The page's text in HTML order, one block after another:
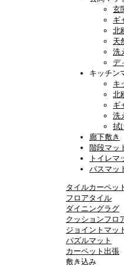
玄
ギ
北
天
洗
デ
キッチン
キ
北
ギ
洗
拭
廊下敷き
階段マッ
トイレマ
バスマッ
タイルカーペッ
フロアタイル
ダイニングラグ
クッションフロ
ジョイントマッ
パズルマット
カーペット出張
敷き込み